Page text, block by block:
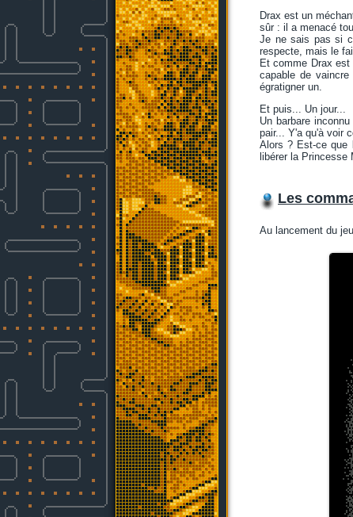
Drax est un
sûr : il a menacé
Je ne sais pas si
respecte, mais le
Et comme Drax
capable de
égratigner un.
Et puis... Un jour...
Un barbare
pair... Y'a qu'à voir
Alors ? Est-ce que
libérer la
Les
Au lancement du